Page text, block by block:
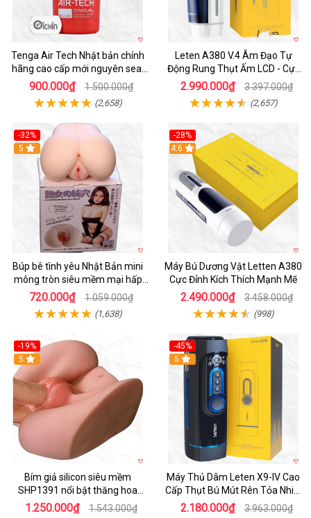
Tenga Air Tech Nhật bản chính
hãng cao cấp mới nguyên seal
giá tốt
900.000₫ 1.500.000₫
(2,658)
Leten A380 V.4 Âm Đạo Tự
Động Rung Thụt Ấm LCD - Cực
Phê
2.990.000₫ 3.397.000₫
(2,657)
-32%
Hot
5
Búp bê tình yêu Nhật Bản mini
mông tròn siêu mềm mại hấp
dẫn
720.000₫ 1.059.000₫
(1,638)
-28%
Hot
4.6
Máy Bú Dương Vật Letten A380
Cực Đỉnh Kích Thích Mạnh Mẽ
2.490.000₫ 3.458.000₫
(998)
-19%
Hot
5
Bím giả silicon siêu mềm
SHP1391 nổi bật thăng hoa
hoàn hảo
1.250.000₫ 1.543.000₫
-45%
Hot
5
Máy Thủ Dâm Leten X9-IV Cao
Cấp Thụt Bú Mút Rên Tỏa Nhiệt
Sạc Pin
2.180.000₫ 3.963.000₫